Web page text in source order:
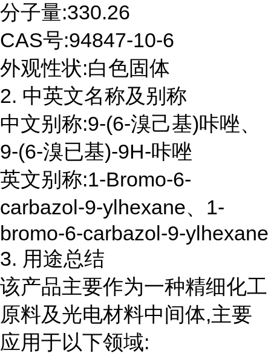
分子量:330.26
CAS号:94847-10-6
外观性状:白色固体
2. 中英文名称及别称
中文别称:9-(6-溴己基)咔唑、
9-(6-溴已基)-9H-咔唑
英文别称:1-Bromo-6-
carbazol-9-ylhexane、1-
bromo-6-carbazol-9-ylhexane
3. 用途总结
该产品主要作为一种精细化工
原料及光电材料中间体,主要
应用于以下领域: